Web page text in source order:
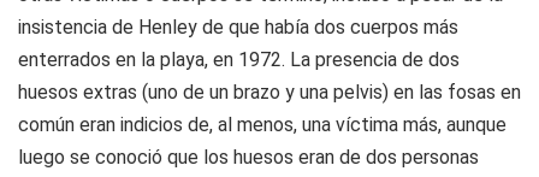
insistencia de Henley de que había dos cuerpos más
enterrados en la playa, en 1972. La presencia de dos
huesos extras (uno de un brazo y una pelvis) en las fosas en
común eran indicios de, al menos, una víctima más, aunque
luego se conoció que los huesos eran de dos personas